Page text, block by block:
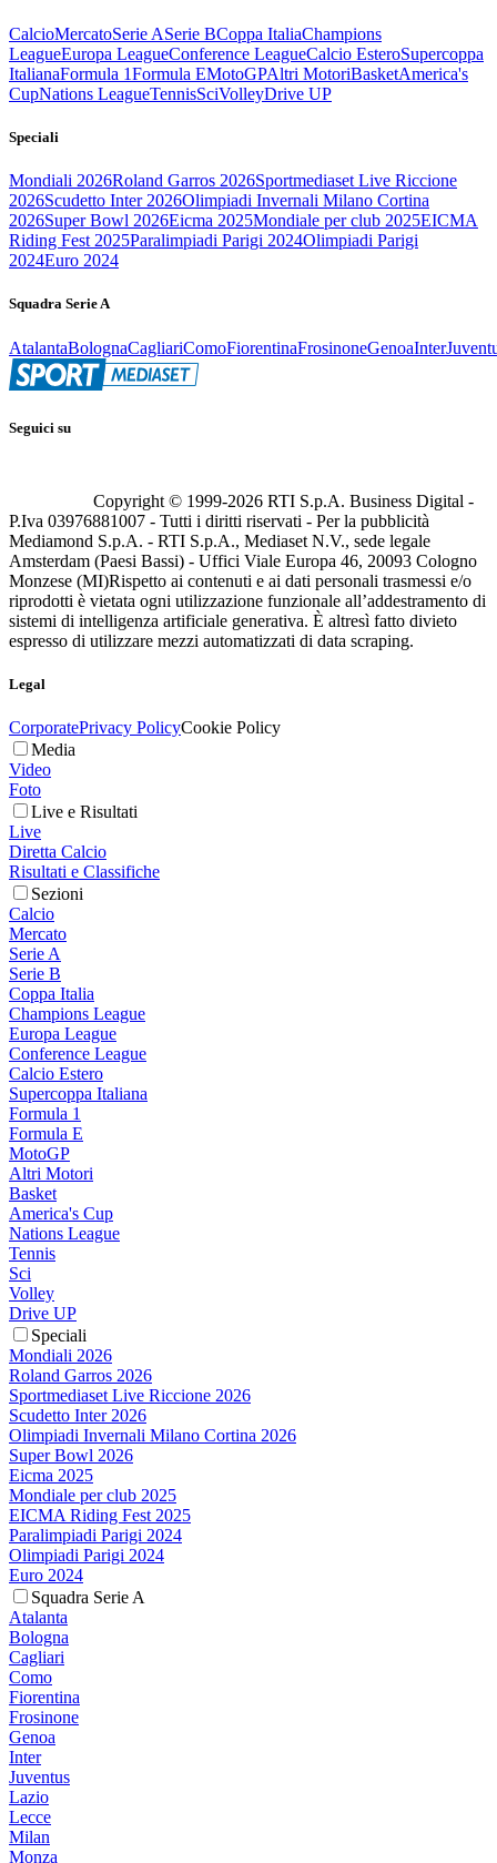
CalcioMercatoSerie ASerie BCoppa ItaliaChampions
LeagueEuropa LeagueConference LeagueCalcio EsteroSupercoppa
ItalianaFormula 1Formula EMotoGPAltri MotoriBasketAmerica's
CupNations LeagueTennisSciVolleyDrive UP
Speciali
Mondiali 2026Roland Garros 2026Sportmediaset Live Riccione
2026Scudetto Inter 2026Olimpiadi Invernali Milano Cortina
2026Super Bowl 2026Eicma 2025Mondiale per club 2025EICMA
Riding Fest 2025Paralimpiadi Parigi 2024Olimpiadi Parigi
2024Euro 2024
Squadra Serie A
AtalantaBolognaCagliariComoFiorentinaFrosinoneGenoaInter
Seguici su
Copyright © 1999-2026 RTI S.p.A. Business Digital -
P.Iva 03976881007 - Tutti i diritti riservati - Per la pubblicità
Mediamond S.p.A. - RTI S.p.A., Mediaset N.V., sede legale
Amsterdam (Paesi Bassi) - Uffici Viale Europa 46, 20093 Cologno
Monzese (MI)Rispetto ai contenuti e ai dati personali trasmessi e/o
riprodotti è vietata ogni utilizzazione funzionale all’addestramento di
sistemi di intelligenza artificiale generativa. È altresì fatto divieto
espresso di utilizzare mezzi automatizzati di data scraping.
Legal
CorporatePrivacy PolicyCookie Policy
Media
Video
Foto
Live e Risultati
Live
Diretta Calcio
Risultati e Classifiche
Sezioni
Calcio
Mercato
Serie A
Serie B
Coppa Italia
Champions League
Europa League
Conference League
Calcio Estero
Supercoppa Italiana
Formula 1
Formula E
MotoGP
Altri Motori
Basket
America's Cup
Nations League
Tennis
Sci
Volley
Drive UP
Speciali
Mondiali 2026
Roland Garros 2026
Sportmediaset Live Riccione 2026
Scudetto Inter 2026
Olimpiadi Invernali Milano Cortina 2026
Super Bowl 2026
Eicma 2025
Mondiale per club 2025
EICMA Riding Fest 2025
Paralimpiadi Parigi 2024
Olimpiadi Parigi 2024
Euro 2024
Squadra Serie A
Atalanta
Bologna
Cagliari
Como
Fiorentina
Frosinone
Genoa
Inter
Juventus
Lazio
Lecce
Milan
Monza